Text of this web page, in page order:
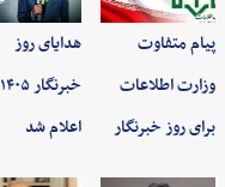
پیام متفاوت
وزارت اطلاعات
برای روز خبرنگار
هدایای روز
خبرنگار ۱۴۰۵
اعلام شد